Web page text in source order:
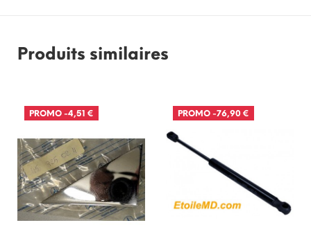
Produits similaires
PROMO -4,51 €
PROMO -76,90 €